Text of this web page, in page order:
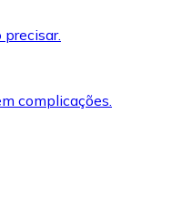
complicações.